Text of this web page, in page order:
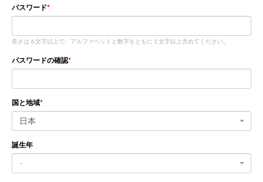
パスワード
長さは 6 文字以上で、アルファベットと数字をともに 1 文字以上含めてください。
パスワードの確認
国と地域
日本
誕生年
-